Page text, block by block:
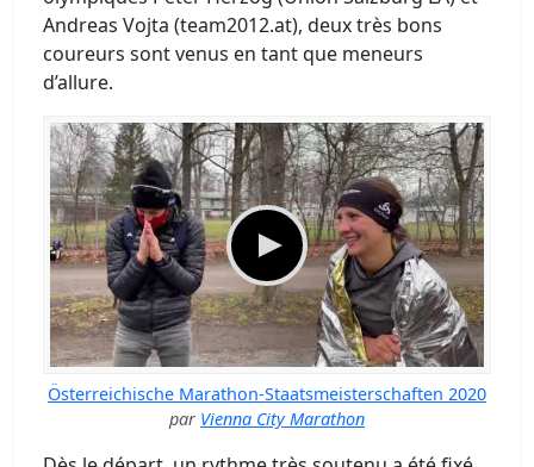
Andreas Vojta (team2012.at), deux très bons
coureurs sont venus en tant que meneurs
d’allure.
Österreichische Marathon-Staatsmeisterschaften 2020
par Vienna City Marathon